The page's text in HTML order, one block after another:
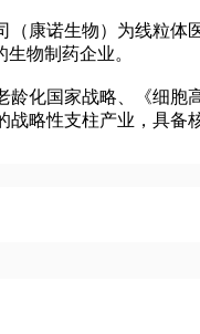
诺生物）为线粒体
物制药企业。
龄化国家战略、《细胞
略性支柱产业，具备